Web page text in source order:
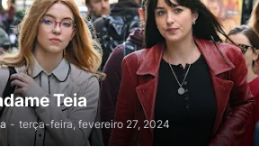
Teia
- terça-feira, fevereiro 27, 2024